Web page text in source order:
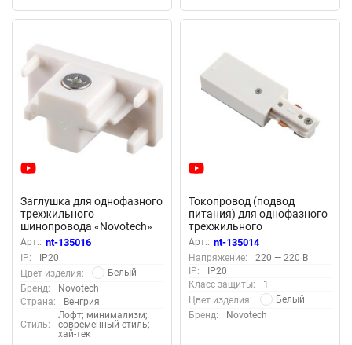
Заглушка для однофазного
трехжильного
шинопровода «Novotech»
135016 (крепление к треку)
Арт.: nt-135016
IP:
IP20
Цвет изделия:
Белый
Бренд:
Novotech
Страна:
Венгрия
Стиль:
Лофт; минимализм;
современный стиль;
хай-тек
Токопровод (подвод
питания) для однофазного
трехжильного
шинопровода «Novotech»
135014 (крепление к треку)
Арт.: nt-135014
Напряжение:
220 — 220 В
IP:
IP20
Класс защиты:
1
Цвет изделия:
Белый
Бренд:
Novotech